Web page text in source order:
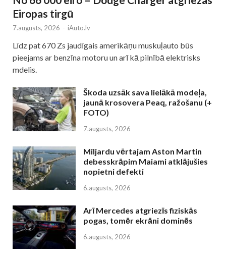
Eiropas tirgū
7.augusts, 2026 - iAuto.lv
Līdz pat 670 Zs jaudīgais amerikāņu muskuļauto būs
pieejams ar benzīna motoru un arī kā pilnībā elektrisks
mdelis.
Škoda uzsāk sava lielākā modeļa,
jaunā krosovera Peaq, ražošanu (+
FOTO)
7.augusts, 2026
Miljardu vērtajam Aston Martin
debesskrāpim Maiami atklājušies
nopietni defekti
6.augusts, 2026
Arī Mercedes atgriezīs fiziskās
pogas, tomēr ekrāni dominēs
6.augusts, 2026